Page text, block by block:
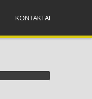
KONTAKTAI